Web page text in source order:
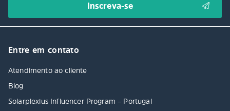
Entre em contato
Atendimento ao cliente
Blog
Solarplexius Influencer Program – Portugal